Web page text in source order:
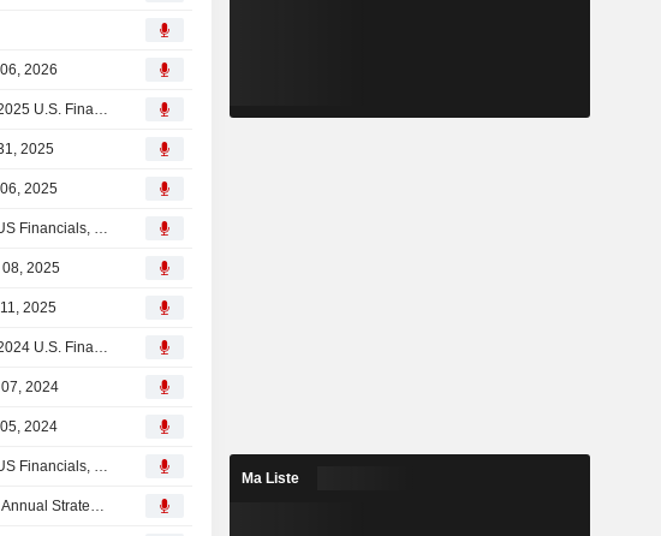
2026
Transcript : The Carlyle Group Inc. Presents at Goldman Sachs 2025 U.S. Financial Services Conference, Dec-09-2025 11:20 AM
2025
2025
Transcript : The Carlyle Group Inc. Presents at Morgan Stanley US Financials, Payments & CRE Conference 2025, Jun-11-2025 11:25 AM
2025
2025
Transcript : The Carlyle Group Inc. Presents at Goldman Sachs 2024 U.S. Financial Services Conference, Dec-10-2024 09:20 AM
2024
2024
Transcript : The Carlyle Group Inc. Presents at Morgan Stanley US Financials, Payments & CRE Conference 2024, Jun-12-2024 10:15 AM
Transcript : The Carlyle Group Inc. Presents at Bernstein?s 40th Annual Strategic Decisions Conference, May-30-2024 09:00 AM
Ma Liste